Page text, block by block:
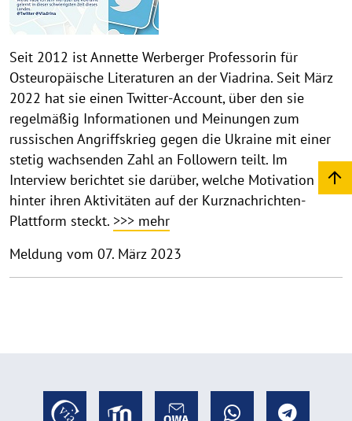
Seit 2012 ist Annette Werberger Professorin für
Osteuropäische Literaturen an der Viadrina. Seit März
2022 hat sie einen Twitter-Account, über den sie
regelmäßig Informationen und Meinungen zum
russischen Angriffskrieg gegen die Ukraine mit einer
stetig wachsenden Zahl an Followern teilt. Im
Interview berichtet sie darüber, welche Motivation
hinter ihren Aktivitäten auf der Kurznachrichten-
Plattform steckt. >>> mehr
Meldung vom 07. März 2023